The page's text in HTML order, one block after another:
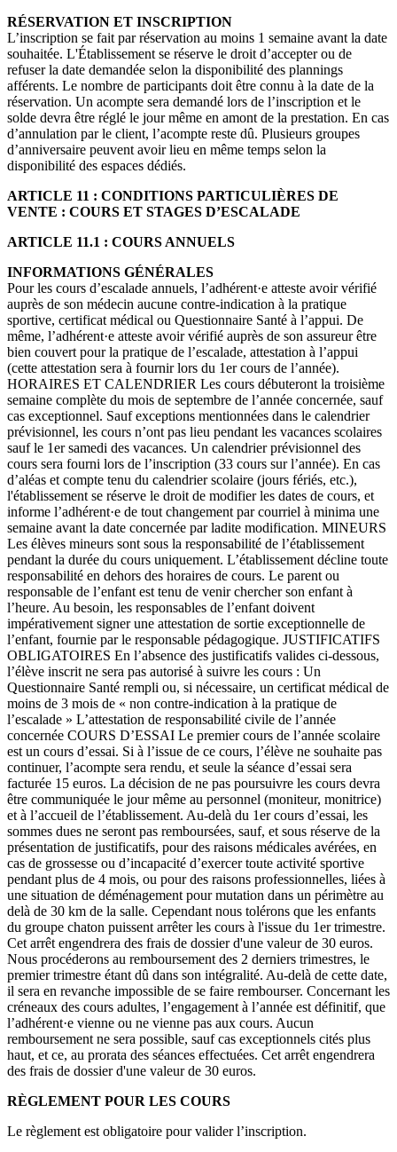
RÉSERVATION ET INSCRIPTION
L’inscription se fait par réservation au moins 1 semaine avant la date
souhaitée. L'Établissement se réserve le droit d’accepter ou de
refuser la date demandée selon la disponibilité des plannings
afférents. Le nombre de participants doit être connu à la date de la
réservation. Un acompte sera demandé lors de l’inscription et le
solde devra être réglé le jour même en amont de la prestation. En cas
d’annulation par le client, l’acompte reste dû. Plusieurs groupes
d’anniversaire peuvent avoir lieu en même temps selon la
disponibilité des espaces dédiés.
ARTICLE 11 : CONDITIONS PARTICULIÈRES DE
VENTE : COURS ET STAGES D’ESCALADE
ARTICLE 11.1 : COURS ANNUELS
INFORMATIONS GÉNÉRALES
Pour les cours d’escalade annuels, l’adhérent·e atteste avoir vérifié
auprès de son médecin aucune contre-indication à la pratique
sportive, certificat médical ou Questionnaire Santé à l’appui. De
même, l’adhérent·e atteste avoir vérifié auprès de son assureur être
bien couvert pour la pratique de l’escalade, attestation à l’appui
(cette attestation sera à fournir lors du 1er cours de l’année).
HORAIRES ET CALENDRIER Les cours débuteront la troisième
semaine complète du mois de septembre de l’année concernée, sauf
cas exceptionnel. Sauf exceptions mentionnées dans le calendrier
prévisionnel, les cours n’ont pas lieu pendant les vacances scolaires
sauf le 1er samedi des vacances. Un calendrier prévisionnel des
cours sera fourni lors de l’inscription (33 cours sur l’année). En cas
d’aléas et compte tenu du calendrier scolaire (jours fériés, etc.),
l'établissement se réserve le droit de modifier les dates de cours, et
informe l’adhérent·e de tout changement par courriel à minima une
semaine avant la date concernée par ladite modification. MINEURS
Les élèves mineurs sont sous la responsabilité de l’établissement
pendant la durée du cours uniquement. L’établissement décline toute
responsabilité en dehors des horaires de cours. Le parent ou
responsable de l’enfant est tenu de venir chercher son enfant à
l’heure. Au besoin, les responsables de l’enfant doivent
impérativement signer une attestation de sortie exceptionnelle de
l’enfant, fournie par le responsable pédagogique. JUSTIFICATIFS
OBLIGATOIRES En l’absence des justificatifs valides ci-dessous,
l’élève inscrit ne sera pas autorisé à suivre les cours : Un
Questionnaire Santé rempli ou, si nécessaire, un certificat médical de
moins de 3 mois de « non contre-indication à la pratique de
l’escalade » L’attestation de responsabilité civile de l’année
concernée COURS D’ESSAI Le premier cours de l’année scolaire
est un cours d’essai. Si à l’issue de ce cours, l’élève ne souhaite pas
continuer, l’acompte sera rendu, et seule la séance d’essai sera
facturée 15 euros. La décision de ne pas poursuivre les cours devra
être communiquée le jour même au personnel (moniteur, monitrice)
et à l’accueil de l’établissement. Au-delà du 1er cours d’essai, les
sommes dues ne seront pas remboursées, sauf, et sous réserve de la
présentation de justificatifs, pour des raisons médicales avérées, en
cas de grossesse ou d’incapacité d’exercer toute activité sportive
pendant plus de 4 mois, ou pour des raisons professionnelles, liées à
une situation de déménagement pour mutation dans un périmètre au
delà de 30 km de la salle. Cependant nous tolérons que les enfants
du groupe chaton puissent arrêter les cours à l'issue du 1er trimestre.
Cet arrêt engendrera des frais de dossier d'une valeur de 30 euros.
Nous procéderons au remboursement des 2 derniers trimestres, le
premier trimestre étant dû dans son intégralité. Au-delà de cette date,
il sera en revanche impossible de se faire rembourser. Concernant les
créneaux des cours adultes, l’engagement à l’année est définitif, que
l’adhérent·e vienne ou ne vienne pas aux cours. Aucun
remboursement ne sera possible, sauf cas exceptionnels cités plus
haut, et ce, au prorata des séances effectuées. Cet arrêt engendrera
des frais de dossier d'une valeur de 30 euros.
RÈGLEMENT POUR LES COURS
Le règlement est obligatoire pour valider l’inscription.